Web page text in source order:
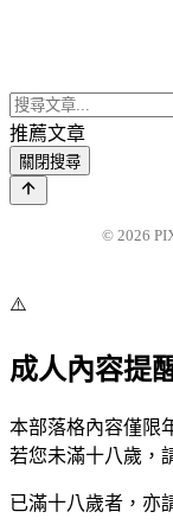
推薦文章
關閉搜尋
© 2026
⚠️
成人內容提
本部落格內容僅限
若您未滿十八歲，
已滿十八歲者，亦